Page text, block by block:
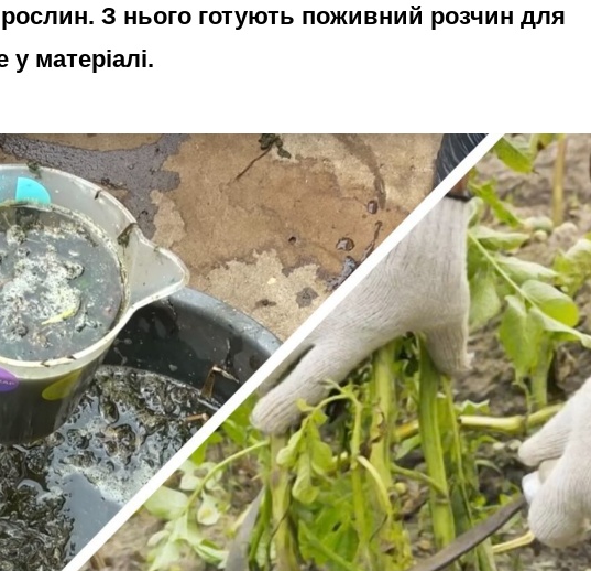
З нього готують поживний розчин для
матеріалі.